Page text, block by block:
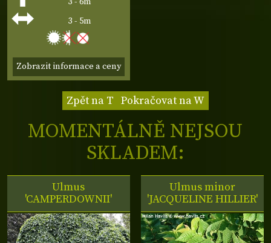
3 - 5m
Zobrazit informace a ceny
Zpět na T Pokračovat na W
MOMENTÁLNĚ NEJSOU
SKLADEM:
Ulmus
'CAMPERDOWNII'
Ulmus minor
'JACQUELINE HILLIER'